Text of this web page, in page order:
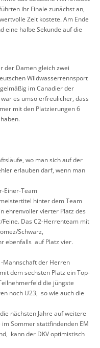
ihr Finale zunächst an,
Zeit kostete. Am Ende
eine halbe Sekunde auf die
der Damen gleich zwei
Wildwasserrennsport
im Canadier der
es umso erfreulicher, dass
mit den Platzierungen 6
wo man sich auf der
erlauben darf, wenn man
Einer-Team
hinter dem Team
ehrenvoller vierter Platz des
Das C2-Herrenteam mit
Schwarz,
ebenfalls auf Platz vier.
Mannschaft der Herren
dem sechsten Platz ein Top-
die jüngste
noch U23, so wie auch die
nächsten Jahre auf weitere
Sommer stattfindenden EM
kann der DKV optimistisch